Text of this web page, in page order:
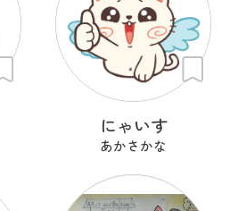
にゃいす
あかさかな